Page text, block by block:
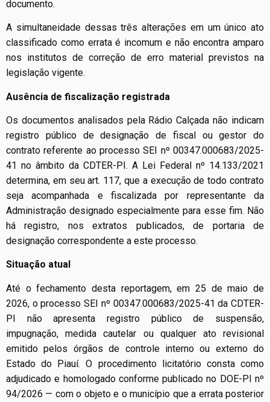
documento.
A simultaneidade dessas três alterações em um único ato
classificado como errata é incomum e não encontra amparo
nos institutos de correção de erro material previstos na
legislação vigente.
Ausência de fiscalização registrada
Os documentos analisados pela Rádio Calçada não indicam
registro público de designação de fiscal ou gestor do
contrato referente ao processo SEI nº 00347.000683/2025-
41 no âmbito da CDTER-PI. A Lei Federal nº 14.133/2021
determina, em seu art. 117, que a execução de todo contrato
seja acompanhada e fiscalizada por representante da
Administração designado especialmente para esse fim. Não
há registro, nos extratos publicados, de portaria de
designação correspondente a este processo.
Situação atual
Até o fechamento desta reportagem, em 25 de maio de
2026, o processo SEI nº 00347.000683/2025-41 da CDTER-
PI não apresenta registro público de suspensão,
impugnação, medida cautelar ou qualquer ato revisional
emitido pelos órgãos de controle interno ou externo do
Estado do Piauí. O procedimento licitatório consta como
adjudicado e homologado conforme publicado no DOE-PI nº
94/2026 — com o objeto e o município que a errata posterior